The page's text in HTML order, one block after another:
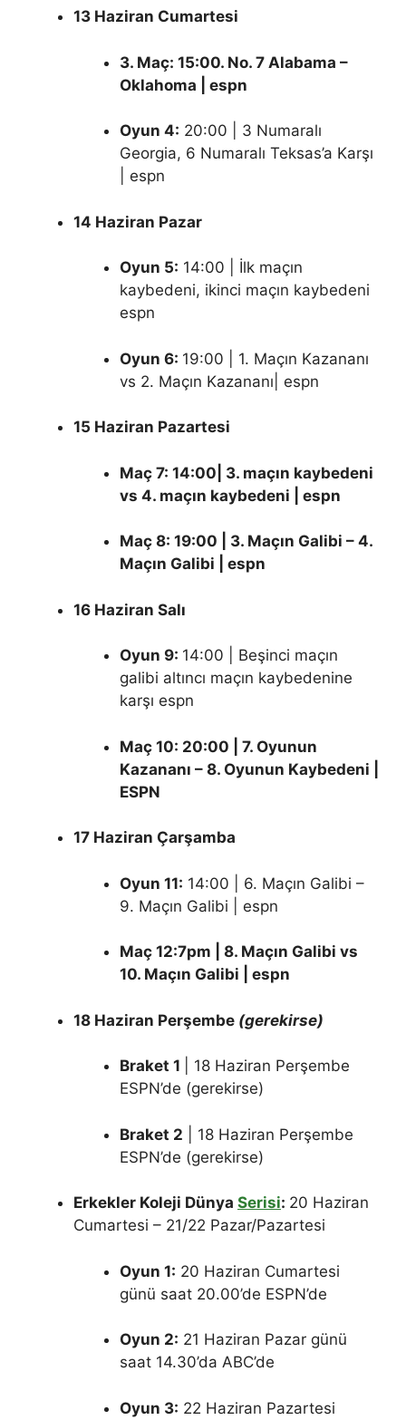
13 Haziran Cumartesi
3. Maç: 15:00. No. 7 Alabama –
Oklahoma | espn
Oyun 4: 20:00 | 3 Numaralı
Georgia, 6 Numaralı Teksas’a Karşı
| espn
14 Haziran Pazar
Oyun 5: 14:00 | İlk maçın
kaybedeni, ikinci maçın kaybedeni
espn
Oyun 6: 19:00 | 1. Maçın Kazananı
vs 2. Maçın Kazananı| espn
15 Haziran Pazartesi
Maç 7: 14:00| 3. maçın kaybedeni
vs 4. maçın kaybedeni | espn
Maç 8: 19:00 | 3. Maçın Galibi – 4.
Maçın Galibi | espn
16 Haziran Salı
Oyun 9: 14:00 | Beşinci maçın
galibi altıncı maçın kaybedenine
karşı espn
Maç 10: 20:00 | 7. Oyunun
Kazananı – 8. Oyunun Kaybedeni |
ESPN
17 Haziran Çarşamba
Oyun 11: 14:00 | 6. Maçın Galibi –
9. Maçın Galibi | espn
Maç 12:7pm | 8. Maçın Galibi vs
10. Maçın Galibi | espn
18 Haziran Perşembe (gerekirse)
Braket 1
| 18 Haziran Perşembe
ESPN’de (gerekirse)
Braket 2 | 18 Haziran Perşembe
ESPN’de (gerekirse)
Erkekler Koleji Dünya Serisi: 20 Haziran
Cumartesi – 21/22 Pazar/Pazartesi
Oyun 1: 20 Haziran Cumartesi
günü saat 20.00’de ESPN’de
Oyun 2: 21 Haziran Pazar günü
saat 14.30’da ABC’de
Oyun 3: 22 Haziran Pazartesi